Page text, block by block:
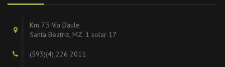
Km 7.5 Vía Daule
Santa Beatriz, MZ. 1 solar 17
(593)(4) 226 2011